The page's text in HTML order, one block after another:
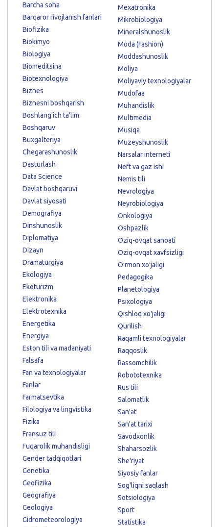
Barcha soha
Barqaror rivojlanish fanlari
Biofizika
Biokimyo
Biologiya
Biomeditsina
Biotexnologiya
Biznes
Biznesni boshqarish
Boshlang'ich ta'lim
Boshqaruv
Buxgalteriya
Chegarashunoslik
Dasturlash
Data Science
Davlat boshqaruvi
Davlat siyosati
Demografiya
Dinshunoslik
Diplomatiya
Dizayn
Dramaturgiya
Ekologiya
Ekoturizm
Elektronika
Elektrotexnika
Energetika
Energiya
Eston tili va madaniyati
Falsafa
Fan va texnologiyalar
Fanlar
Farmatsevtika
Filologiya va lingvistika
Fizika
Fransuz tili
Fuqarolik muhandisligi
Gender tadqiqotlari
Genetika
Geofizika
Geografiya
Geologiya
Gidrometeorologiya
Mexatronika
Mikrobiologiya
Mineralshunoslik
Moda (Fashion)
Moddashunoslik
Moliya
Moliyaviy texnologiyalar
Mudofaa
Muhandislik
Multimedia
Musiqa
Muzeyshunoslik
Narsalar interneti
Neft va gaz ishi
Nemis tili
Nevrologiya
Neyrobiologiya
Onkologiya
Oshpazlik
Oziq-ovqat sanoati
Oziq-ovqat xavfsizligi
Oʻrmon xoʻjaligi
Pedagogika
Planetologiya
Psixologiya
Qishloq xo'jaligi
Qurilish
Raqamli texnologiyalar
Raqqoslik
Rassomchilik
Robototexnika
Rus tili
Salomatlik
San'at
San'at tarixi
Savodxonlik
Shaharsozlik
She'riyat
Siyosiy fanlar
Sog'liqni saqlash
Sotsiologiya
Sport
Statistika